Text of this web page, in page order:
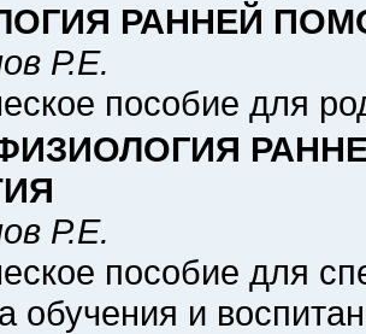
РАННЕЙ
Р.Е.
пособие для
Р.Е.
пособие для
обучения и